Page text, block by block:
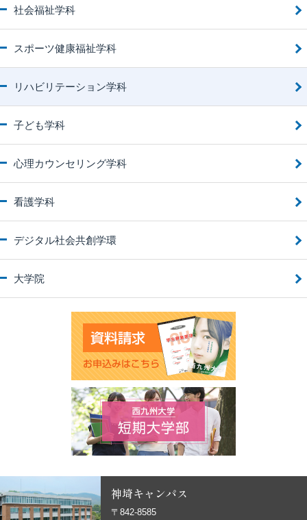
社会福祉学科
スポーツ健康福祉学科
リハビリテーション学科
子ども学科
心理カウンセリング学科
看護学科
デジタル社会共創学環
大学院
神埼キャンパス
〒842-8585